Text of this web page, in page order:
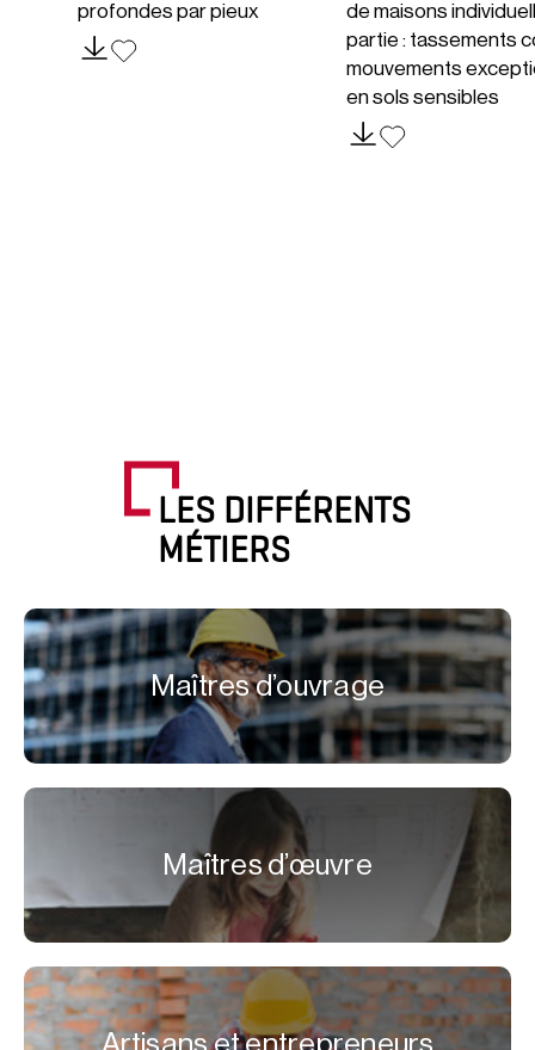
profondes par pieux
de maisons
partie : tassements
mouvements
en sols sensibles
LES DIFFÉRENTS
MÉTIERS
Maîtres d’ouvrage
Maîtres d’œuvre
Artisans et entrepreneurs